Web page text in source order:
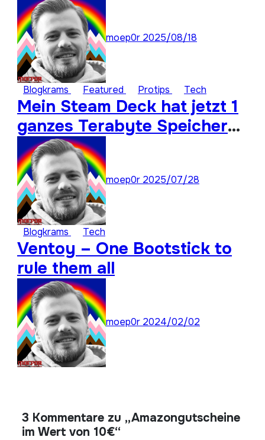
moep0r 2025/08/18
Blogkrams Featured Protips Tech
Mein Steam Deck hat jetzt 1
ganzes Terabyte Speicher
für ungespielte Titel
moep0r 2025/07/28
Blogkrams Tech
Ventoy – One Bootstick to
rule them all
moep0r 2024/02/02
3 Kommentare zu „Amazongutscheine
im Wert von 10€“